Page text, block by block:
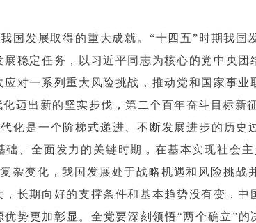
国发展取得的重大成就。“十四五”时期我国
稳定任务，以习近平同志为核心的党中央团
对一系列重大风险挑战，推动党和国家事
迈出新的坚实步伐，第二个百年奋斗目标新
化是一个阶梯式递进、不断发展进步的历史
、全面发力的关键时期，在基本实现社会
杂变化，我国发展处于战略机遇和风险挑战
长期向好的支撑条件和基本趋势没有变，
势更加彰显。全党要深刻领悟“两个确立”的